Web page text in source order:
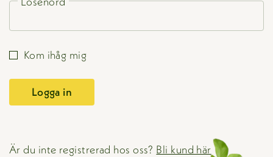
Kom ihåg mig
Är du inte registrerad hos oss? Bli kund här